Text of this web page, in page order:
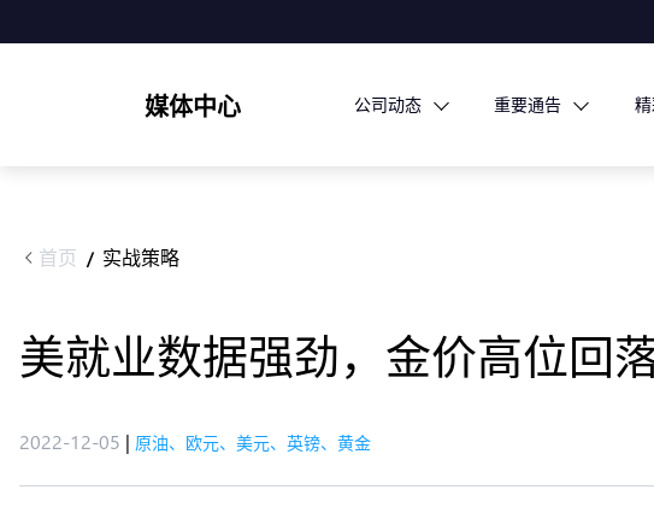
媒体中心 公司动态 重要通告
首页 / 实战策略
美就业数据强劲，金价高位回
2022-12-05 | 原油、欧元、美元、英镑、黄金